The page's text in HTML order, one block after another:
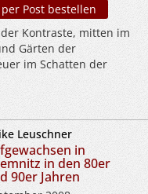
per Post bestellen
Kontraste, mitten im
Gärten der
im Schatten der
Leuschner
in
in den 80er
90er Jahren